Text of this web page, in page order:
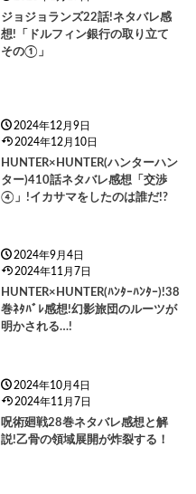
ジョジョランズ22話!ネタバレ感
想!「ドルフィン銀行の取り立て
その①」
2024年12月9日
2024年12月10日
HUNTER×HUNTER(ハンターハン
ター)410話ネタバレ感想「交渉
④」!イカサマをしたのは誰だ!?
2024年9月4日
2024年11月7日
HUNTER×HUNTER(ﾊﾝﾀｰﾊﾝﾀｰ)!38
巻ﾈﾀﾊﾞﾚ感想!幻影旅団のルーツが
明かされる…!
2024年10月4日
2024年11月7日
呪術廻戦28巻ネタバレ感想と解
説!乙骨の領域展開が炸裂する！